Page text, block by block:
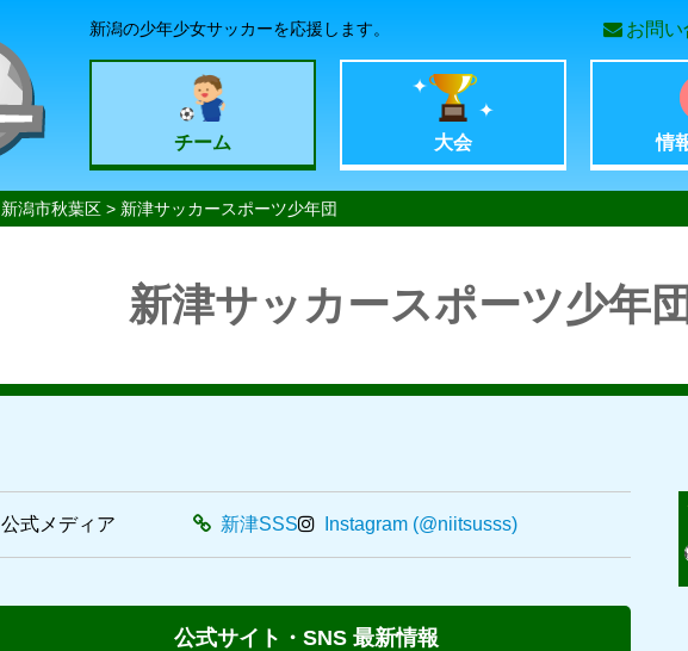
新潟の少年少女サッカーを応援します。
コ
ツ
お問
チーム 大会 情
新潟市秋葉区 > 新津サッカースポーツ少年団
新津サッカースポーツ少年団
公式メディア 新津SSS Instagram (@niitsusss)
公式サイト・SNS 最新情報